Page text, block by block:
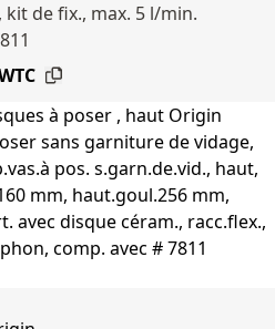
de fix., max. 5 l/min.